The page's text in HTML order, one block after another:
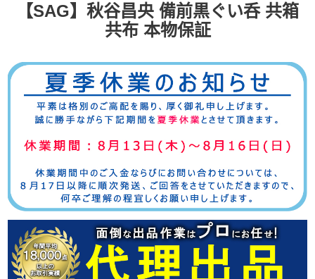
【SAG】秋谷昌央 備前黒ぐい呑 共箱
共布 本物保証